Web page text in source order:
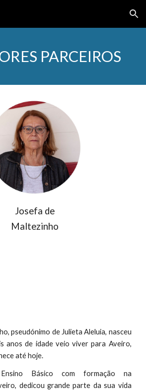
Skip to navigation
PARCEIROS
Josefa de
Maltezinho
pseudónimo de Julieta Aleluia, nasceu
anos de idade veio viver para Aveiro,
até hoje.
Básico com formação na
dedicou grande parte da sua vida